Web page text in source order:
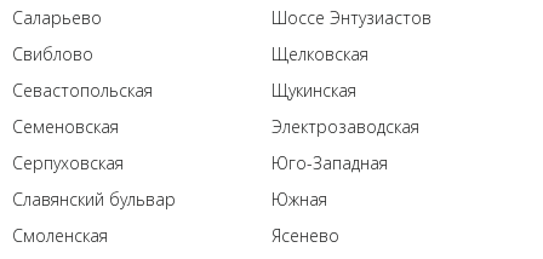
Саларьево
Свиблово
Севастопольская
Семеновская
Серпуховская
Славянский бульвар
Смоленская
Шоссе Энтузиастов
Щелковская
Щукинская
Электрозаводская
Юго-Западная
Южная
Ясенево